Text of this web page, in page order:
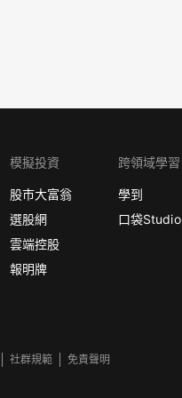
模擬投資
股市大富翁
選股網
雲端控股
報明牌
跨領域學習
學到
口袋Studio
社群規範 免責聲明